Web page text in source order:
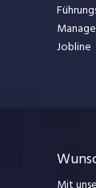
Jobline